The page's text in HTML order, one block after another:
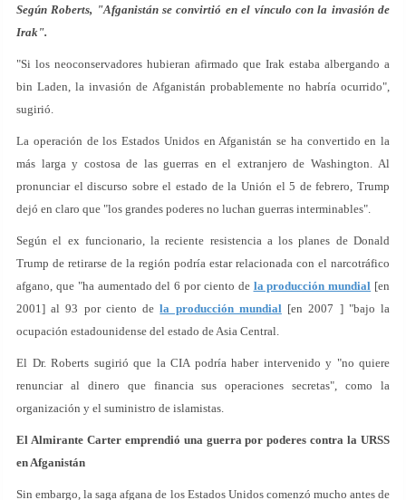
Según Roberts, "Afganistán se convirtió en el vínculo con la invasión de
Irak".
"Si los neoconservadores hubieran afirmado que Irak estaba albergando a
bin Laden, la invasión de Afganistán probablemente no habría ocurrido",
sugirió.
La operación de los Estados Unidos en Afganistán se ha convertido en la
más larga y costosa de las guerras en el extranjero de Washington. Al
pronunciar el discurso sobre el estado de la Unión el 5 de febrero, Trump
dejó en claro que "los grandes poderes no luchan guerras interminables".
Según el ex funcionario, la reciente resistencia a los planes de Donald
Trump de retirarse de la región podría estar relacionada con el narcotráfico
afgano, que "ha aumentado del 6 por ciento de la producción mundial [en
2001] al 93 por ciento dela producción mundial[en 2007 ] "bajo la
ocupación estadounidense del estado de Asia Central.
El Dr. Roberts sugirió que la CIA podría haber intervenido y "no quiere
renunciar al dinero que financia sus operaciones secretas", como la
organización y el suministro de islamistas.
El Almirante Carter emprendió una guerra por poderes contra la URSS
en Afganistán
Sin embargo, la saga afgana de los Estados Unidos comenzó mucho antes de